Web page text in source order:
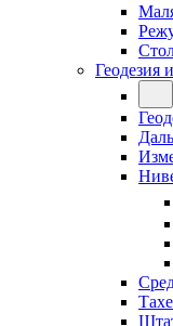
Геодезия